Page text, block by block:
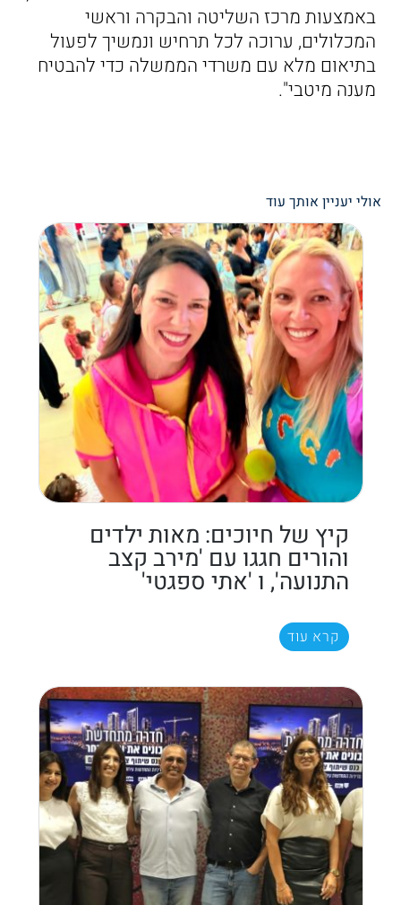
באמצעות מרכז השליטה והבקרה וראשי
המכלולים, ערוכה לכל תרחיש ונמשיך לפעול
בתיאום מלא עם משרדי הממשלה כדי להבטיח
מענה מיטבי".
אולי יעניין אותך עוד
קיץ של חיוכים: מאות ילדים
והורים חגגו עם 'מירב קצב
התנועה', ו 'אתי ספגטי'
קרא עוד